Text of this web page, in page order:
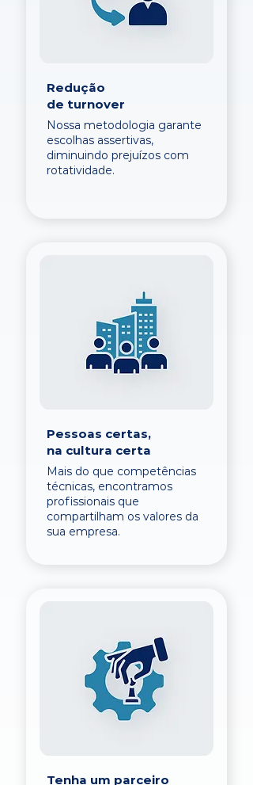
Redução
de turnover
Nossa metodologia garante
escolhas assertivas,
diminuindo prejuízos com
rotatividade.
Pessoas certas,
na cultura certa
Mais do que competências
técnicas, encontramos
profissionais que
compartilham os valores da
sua empresa.
Tenha um parceiro